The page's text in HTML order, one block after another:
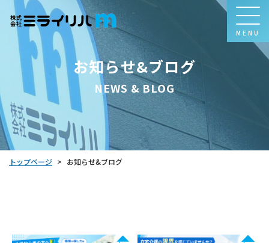
MENU
お知らせ&ブログ
NEWS & BLOG
トップページ > お知らせ&ブログ